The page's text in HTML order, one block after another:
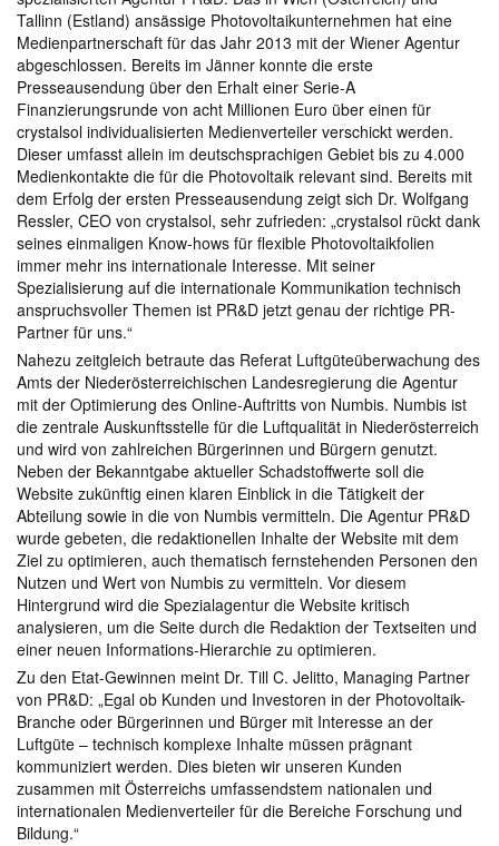
Tallinn (Estland) ansässige Photovoltaikunternehmen hat eine
Medienpartnerschaft für das Jahr 2013 mit der Wiener Agentur
abgeschlossen. Bereits im Jänner konnte die erste
Presseausendung über den Erhalt einer Serie-A
Finanzierungsrunde von acht Millionen Euro über einen für
crystalsol individualisierten Medienverteiler verschickt werden.
Dieser umfasst allein im deutschsprachigen Gebiet bis zu 4.000
Medienkontakte die für die Photovoltaik relevant sind. Bereits mit
dem Erfolg der ersten Presseausendung zeigt sich Dr. Wolfgang
Ressler, CEO von crystalsol, sehr zufrieden: „crystalsol rückt dank
seines einmaligen Know-hows für flexible Photovoltaikfolien
immer mehr ins internationale Interesse. Mit seiner
Spezialisierung auf die internationale Kommunikation technisch
anspruchsvoller Themen ist PR&D jetzt genau der richtige PR-
Partner für uns.“
Nahezu zeitgleich betraute das Referat Luftgüteüberwachung des
Amts der Niederösterreichischen Landesregierung die Agentur
mit der Optimierung des Online-Auftritts von Numbis. Numbis ist
die zentrale Auskunftsstelle für die Luftqualität in Niederösterreich
und wird von zahlreichen Bürgerinnen und Bürgern genutzt.
Neben der Bekanntgabe aktueller Schadstoffwerte soll die
Website zukünftig einen klaren Einblick in die Tätigkeit der
Abteilung sowie in die von Numbis vermitteln. Die Agentur PR&D
wurde gebeten, die redaktionellen Inhalte der Website mit dem
Ziel zu optimieren, auch thematisch fernstehenden Personen den
Nutzen und Wert von Numbis zu vermitteln. Vor diesem
Hintergrund wird die Spezialagentur die Website kritisch
analysieren, um die Seite durch die Redaktion der Textseiten und
einer neuen Informations-Hierarchie zu optimieren.
Zu den Etat-Gewinnen meint Dr. Till C. Jelitto, Managing Partner
von PR&D: „Egal ob Kunden und Investoren in der Photovoltaik-
Branche oder Bürgerinnen und Bürger mit Interesse an der
Luftgüte – technisch komplexe Inhalte müssen prägnant
kommuniziert werden. Dies bieten wir unseren Kunden
zusammen mit Österreichs umfassendstem nationalen und
internationalen Medienverteiler für die Bereiche Forschung und
Bildung.“